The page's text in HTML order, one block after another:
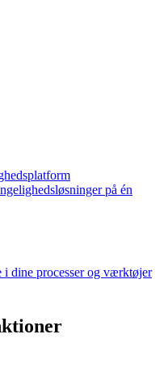
på én
dine processer og værktøjer